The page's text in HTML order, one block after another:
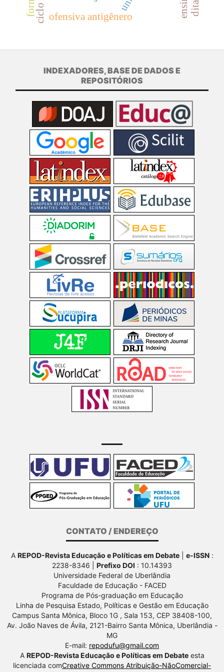
ofensiva antigênero
INDEXADORES, BASE DE DADOS E
REPOSITÓRIOS
CONTATO / ENDEREÇO
A REPOD-Revista Educação e Políticas em Debate| e-ISSN:
2238-8346 | Prefixo DOI : 10.14393
Universidade Federal de Uberlândia
Faculdade de Educação - FACED
Programa de Pós-graduação em Educação
Linha de Pesquisa Estado, Políticas e Gestão em Educação
Campus Santa Mônica, Bloco 1G , Sala 153, CEP 38408-100,
Av. João Naves de Ávila, 2121-Bairro Santa Mônica, Uberlândia -
MG
E-mail: repodufu@gmail.com
A REPOD-Revista Educação e Políticas em Debateesta
licenciada comCreative Commons Atribuição-NãoComercial-